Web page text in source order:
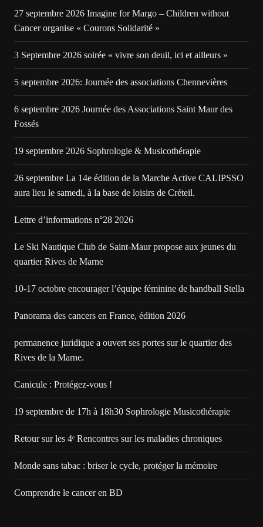
27 septembre 2026 Imagine for Margo – Children without
Cancer organise « Courons Solidarité »
3 Septembre 2026 soirée « vivre son deuil, ici et ailleurs »
5 septembre 2026: Journée des associations Chennevières
6 septembre 2026 Journée des Associations Saint Maur des
Fossés
19 septembre 2026 Sophrologie & Musicothérapie
26 septembre La 14e édition de la Marche Active CALIPSSO
aura lieu le samedi, à la base de loisirs de Créteil.
Lettre d’informations n°28 2026
Le Ski Nautique Club de Saint-Maur propose aux jeunes du
quartier Rives de Marne
10-17 octobre encourager l’équipe féminine de handball Stella
Panorama des cancers en France, édition 2026
permanence juridique a ouvert ses portes sur le quartier des
Rives de la Marne.
Canicule : Protégez-vous !
19 septembre de 17h à 18h30 Sophrologie Musicothérapie
Retour sur les 4ᵉ Rencontres sur les maladies chroniques
Monde sans tabac : briser le cycle, protéger la mémoire
Comprendre le cancer en BD